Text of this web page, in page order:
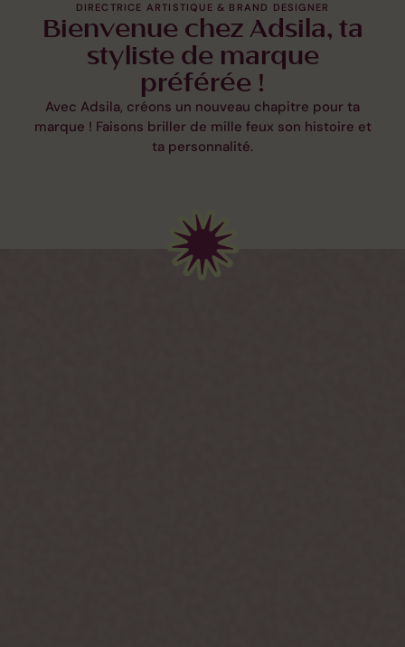
DIRECTRICE ARTISTIQUE & BRAND DESIGNER
Bienvenue chez Adsila, ta
styliste de marque
préférée !
Avec Adsila, créons un nouveau chapitre pour ta
marque ! Faisons briller de mille feux son histoire et
ta personnalité.